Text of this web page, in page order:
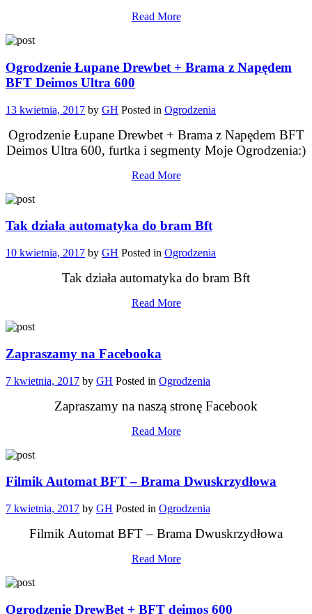
Read More
Ogrodzenie Łupane Drewbet + Brama z Napędem
BFT Deimos Ultra 600
13 kwietnia, 2017 by GH Posted in Ogrodzenia
Ogrodzenie Łupane Drewbet + Brama z Napędem BFT
Deimos Ultra 600, furtka i segmenty Moje Ogrodzenia:)
Read More
Tak działa automatyka do bram Bft
10 kwietnia, 2017 by GH Posted in Ogrodzenia
Tak działa automatyka do bram Bft
Read More
Zapraszamy na Facebooka
7 kwietnia, 2017 by GH Posted in Ogrodzenia
Zapraszamy na naszą stronę Facebook
Read More
Filmik Automat BFT – Brama Dwuskrzydłowa
7 kwietnia, 2017 by GH Posted in Ogrodzenia
Filmik Automat BFT – Brama Dwuskrzydłowa
Read More
Ogrodzenie DrewBet + BFT deimos 600